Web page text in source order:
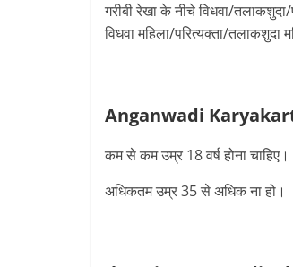
गरीबी रेखा के नीचे विधवा/तलाकशुदा/
विधवा महिला/परित्यक्ता/तलाकशुदा
Anganwadi
कम से कम उम्र 18 वर्ष होना चाहिए।
अधिकतम उम्र 35 से अधिक ना हो।